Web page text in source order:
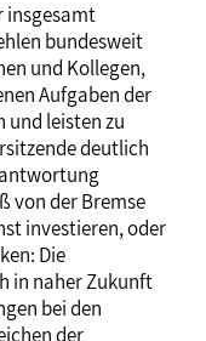
insgesamt
bundesweit
und Kollegen,
Aufgaben der
und leisten zu
deutlich
von der Bremse
investieren, oder
Die
in naher Zukunft
bei den
der